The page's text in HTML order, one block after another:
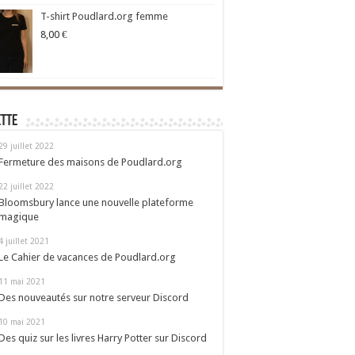
T-shirt Poudlard.org femme
8,00 €
juillet 2022
des maisons de Poudlard.org
juillet 2022
lance une nouvelle plateforme
juillet 2021
Cahier de vacances de Poudlard.org
mai 2021
nouveautés sur notre serveur Discord
mai 2021
quiz sur les livres Harry Potter sur Discord